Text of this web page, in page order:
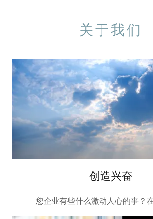
关于我们
创造兴奋
您企业有些什么激动人心的事？